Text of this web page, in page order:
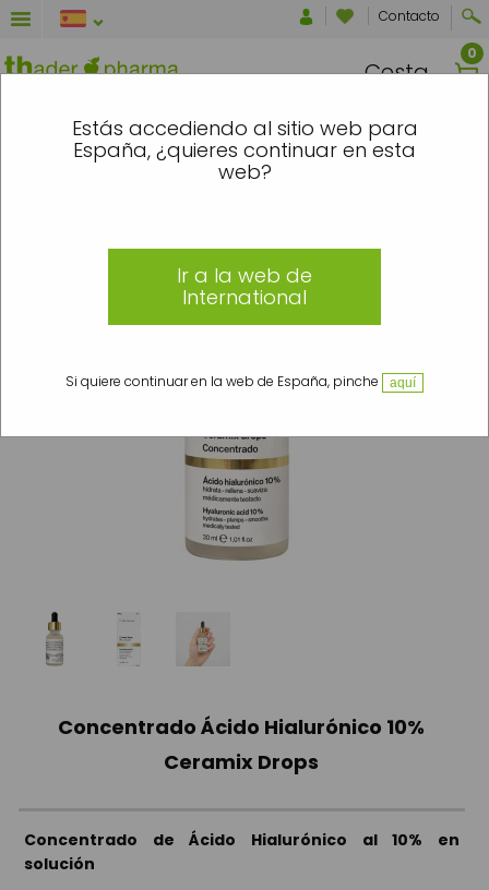
Estás accediendo al sitio web para
España, ¿quieres continuar en esta
web?
Ir a la web de
International
Si quiere continuar en la web de España, pinche aquí
Contacto
Cesta
EL 7 Y EL 16 DE AGOSTO SE
Ceramix Drops »Ceramix Drops »Concentrado Ácido Hialurónico 10%
Concentrado Ácido Hialurónico 10%
Ceramix Drops
Concentrado de Ácido Hialurónico al 10% en
solución